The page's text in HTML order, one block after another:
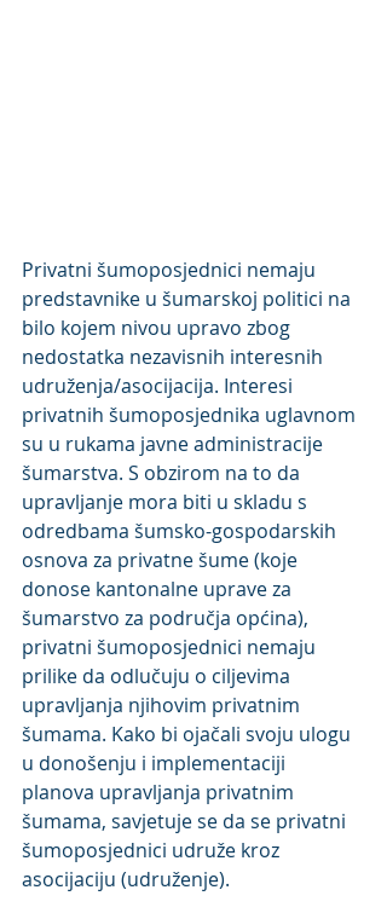
Privatni šumoposjednici nemaju
predstavnike u šumarskoj politici na
bilo kojem nivou upravo zbog
nedostatka nezavisnih interesnih
udruženja/asocijacija. Interesi
privatnih šumoposjednika uglavnom
su u rukama javne administracije
šumarstva. S obzirom na to da
upravljanje mora biti u skladu s
odredbama šumsko-gospodarskih
osnova za privatne šume (koje
donose kantonalne uprave za
šumarstvo za područja općina),
privatni šumoposjednici nemaju
prilike da odlučuju o ciljevima
upravljanja njihovim privatnim
šumama. Kako bi ojačali svoju ulogu
u donošenju i implementaciji
planova upravljanja privatnim
šumama, savjetuje se da se privatni
šumoposjednici udruže kroz
asocijaciju (udruženje).